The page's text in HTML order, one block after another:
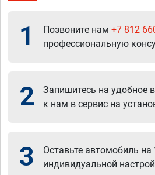
1 Позвоните нам +7 812
профессиональную
2
Запишитесь на удобное
к нам в сервис на
3
Оставьте автомобиль на
индивидуальной